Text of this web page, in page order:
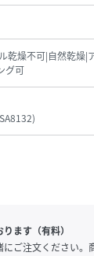
乾燥不可|自然乾燥|
グ可
)
ます（有料）
ご注文ください。